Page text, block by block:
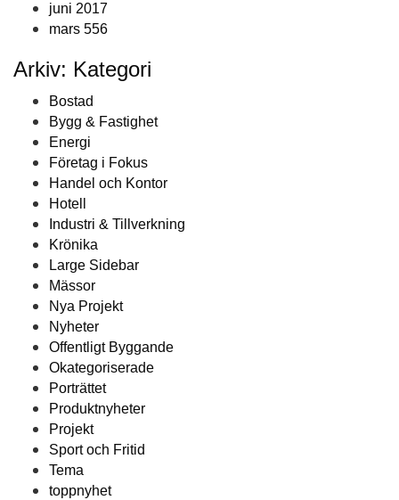
juni 2017
mars 556
Arkiv: Kategori
Bostad
Bygg & Fastighet
Energi
Företag i Fokus
Handel och Kontor
Hotell
Industri & Tillverkning
Krönika
Large Sidebar
Mässor
Nya Projekt
Nyheter
Offentligt Byggande
Okategoriserade
Porträttet
Produktnyheter
Projekt
Sport och Fritid
Tema
toppnyhet